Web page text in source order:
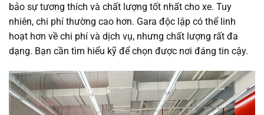
bảo sự tương thích và chất lượng tốt nhất cho xe. Tuy
nhiên, chi phí thường cao hơn. Gara độc lập có thể linh
hoạt hơn về chi phí và dịch vụ, nhưng chất lượng rất đa
dạng. Bạn cần tìm hiểu kỹ để chọn được nơi đáng tin cậy.